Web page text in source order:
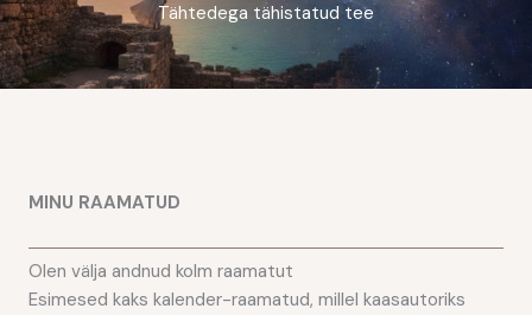
Tähtedega tähistatud tee
MINU RAAMATUD
Olen välja andnud kolm raamatut
Esimesed kaks kalender-raamatud, millel kaasautoriks